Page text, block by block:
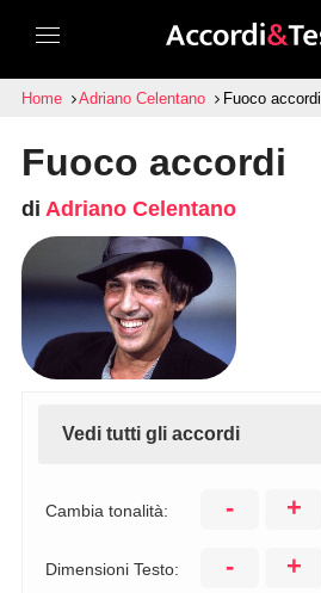
Home Adriano Celentano Fuoco accordi
Fuoco accordi
di Adriano Celentano
Vedi tutti gli accordi
Cambia tonalità: - +
Dimensioni Testo: - +